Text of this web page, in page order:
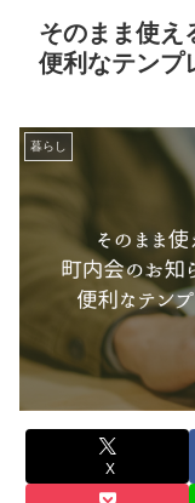
そのまま使え
便利なテンプ
暮らし
X